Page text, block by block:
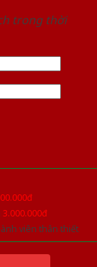
trong thời
3.000.000đ
viên thân thiết